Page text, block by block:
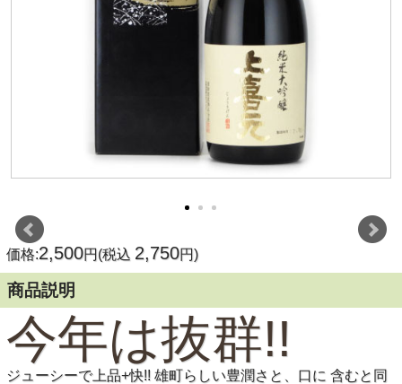
価格:2,500円(税込 2,750円)
商品説明
今年は抜群!!
ジューシーで上品+快!! 雄町らしい豊潤さと、口に 含むと同